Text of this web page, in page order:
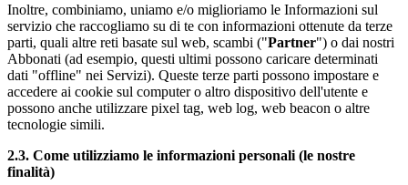
Inoltre, combiniamo, uniamo e/o miglioriamo le Informazioni sul
servizio che raccogliamo su di te con informazioni ottenute da terze
parti, quali altre reti basate sul web, scambi ("Partner") o dai nostri
Abbonati (ad esempio, questi ultimi possono caricare determinati
dati "offline" nei Servizi). Queste terze parti possono impostare e
accedere ai cookie sul computer o altro dispositivo dell'utente e
possono anche utilizzare pixel tag, web log, web beacon o altre
tecnologie simili.
2.3. Come utilizziamo le informazioni personali (le nostre
finalità)